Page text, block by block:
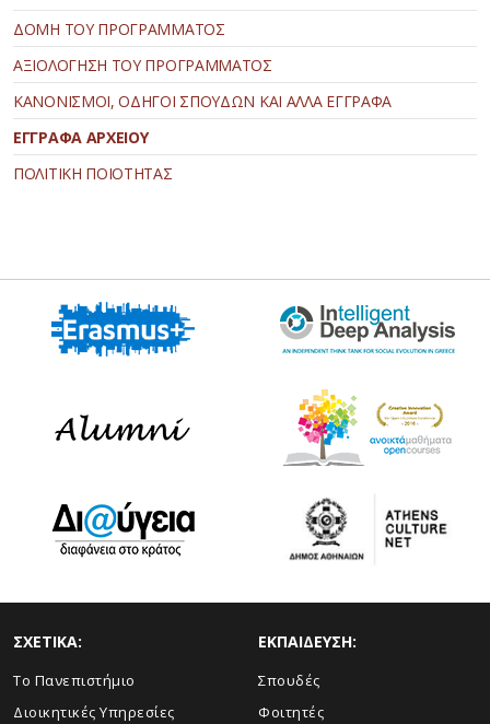
ΔΟΜΗ ΤΟΥ ΠΡΟΓΡΑΜΜΑΤΟΣ
ΑΞΙΟΛΟΓΗΣΗ ΤΟΥ ΠΡΟΓΡΑΜΜΑΤΟΣ
ΚΑΝΟΝΙΣΜΟΙ, ΟΔΗΓΟΙ ΣΠΟΥΔΩΝ ΚΑΙ ΑΛΛΑ ΕΓΓΡΑΦΑ
ΕΓΓΡΑΦΑ ΑΡΧΕΙΟΥ
ΠΟΛΙΤΙΚΗ ΠΟΙΟΤΗΤΑΣ
ΣΧΕΤΙΚΑ:
Το Πανεπιστήμιο
Διοικητικές Υπηρεσίες
ΕΚΠΑΙΔΕΥΣΗ:
Σπουδές
Φοιτητές